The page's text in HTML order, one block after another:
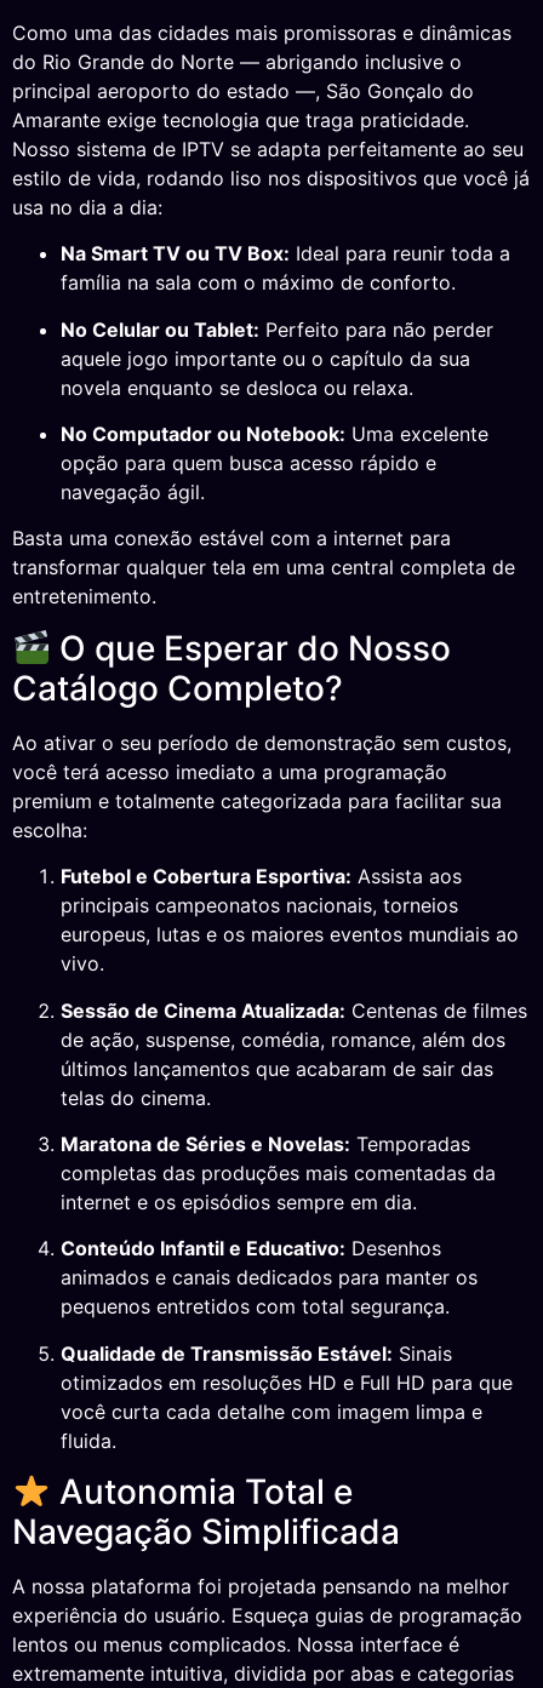
Como uma das cidades mais promissoras e dinâmicas
do Rio Grande do Norte — abrigando inclusive o
principal aeroporto do estado —, São Gonçalo do
Amarante exige tecnologia que traga praticidade.
Nosso sistema de IPTV se adapta perfeitamente ao seu
estilo de vida, rodando liso nos dispositivos que você já
usa no dia a dia:
Na Smart TV ou TV Box: Ideal para reunir toda a
família na sala com o máximo de conforto.
No Celular ou Tablet: Perfeito para não perder
aquele jogo importante ou o capítulo da sua
novela enquanto se desloca ou relaxa.
No Computador ou Notebook: Uma excelente
opção para quem busca acesso rápido e
navegação ágil.
Basta uma conexão estável com a internet para
transformar qualquer tela em uma central completa de
entretenimento.
O que Esperar do Nosso
Catálogo Completo?
Ao ativar o seu período de demonstração sem custos,
você terá acesso imediato a uma programação
premium e totalmente categorizada para facilitar sua
escolha:
Futebol e Cobertura Esportiva: Assista aos
principais campeonatos nacionais, torneios
europeus, lutas e os maiores eventos mundiais ao
vivo.
Sessão de Cinema Atualizada: Centenas de filmes
de ação, suspense, comédia, romance, além dos
últimos lançamentos que acabaram de sair das
telas do cinema.
Maratona de Séries e Novelas: Temporadas
completas das produções mais comentadas da
internet e os episódios sempre em dia.
Conteúdo Infantil e Educativo: Desenhos
animados e canais dedicados para manter os
pequenos entretidos com total segurança.
Qualidade de Transmissão Estável: Sinais
otimizados em resoluções HD e Full HD para que
você curta cada detalhe com imagem limpa e
fluida.
Autonomia Total e
Navegação Simplificada
A nossa plataforma foi projetada pensando na melhor
experiência do usuário. Esqueça guias de programação
lentos ou menus complicados. Nossa interface é
extremamente intuitiva, dividida por abas e categorias